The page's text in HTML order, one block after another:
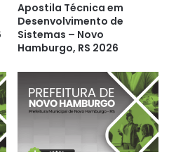
Apostila Técnica em
Desenvolvimento de
Sistemas – Novo
Hamburgo, RS 2026